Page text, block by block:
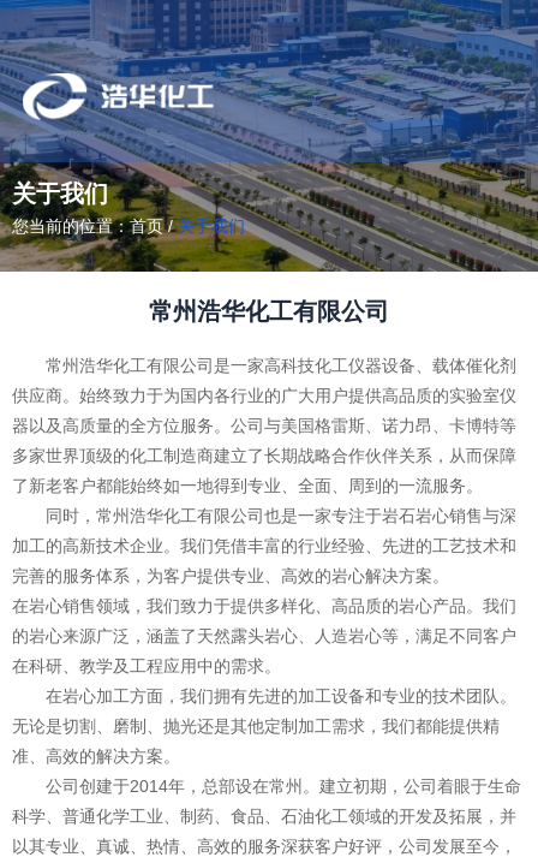
关于我们
您当前的位置：首页/关于我们
常州浩华化工有限公司
常州浩华化工有限公司是一家高科技化工仪器设备、载体催化剂
供应商。始终致力于为国内各行业的广大用户提供高品质的实验室仪
器以及高质量的全方位服务。公司与美国格雷斯、诺力昂、卡博特等
多家世界顶级的化工制造商建立了长期战略合作伙伴关系，从而保障
了新老客户都能始终如一地得到专业、全面、周到的一流服务。
同时，常州浩华化工有限公司也是一家专注于岩石岩心销售与深
加工的高新技术企业。我们凭借丰富的行业经验、先进的工艺技术和
完善的服务体系，为客户提供专业、高效的岩心解决方案。
在岩心销售领域，我们致力于提供多样化、高品质的岩心产品。我们
的岩心来源广泛，涵盖了天然露头岩心、人造岩心等，满足不同客户
在科研、教学及工程应用中的需求。
在岩心加工方面，我们拥有先进的加工设备和专业的技术团队。
无论是切割、磨制、抛光还是其他定制加工需求，我们都能提供精
准、高效的解决方案。
公司创建于2014年，总部设在常州。建立初期，公司着眼于生命
科学、普通化学工业、制药、食品、石油化工领域的开发及拓展，并
以其专业、真诚、热情、高效的服务深获客户好评，公司发展至今，